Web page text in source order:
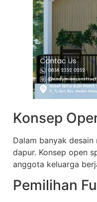
Konsep
Dalam banyak
dapur. Konsep open
anggota keluarga
Pemilihan